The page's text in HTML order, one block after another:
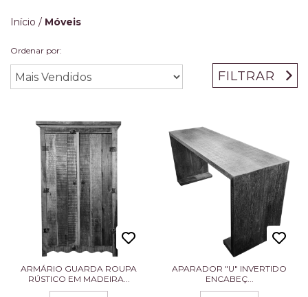
Início / Móveis
Ordenar por:
FILTRAR
ARMÁRIO GUARDA ROUPA
RÚSTICO EM MADEIRA...
APARADOR "U" INVERTIDO
ENCABEÇ...